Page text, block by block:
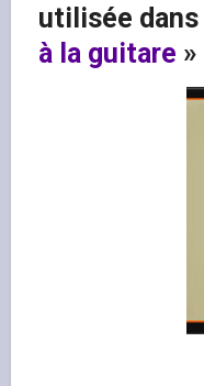
utilisée
à la guitare »